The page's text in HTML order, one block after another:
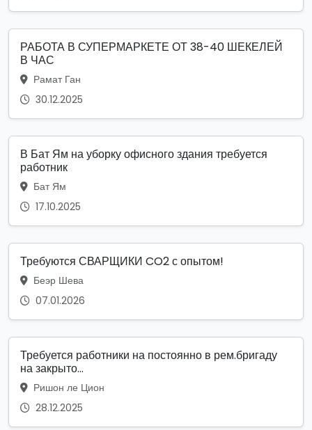
РАБОТА В СУПЕРМАРКЕТЕ ОТ 38-40 ШЕКЕЛЕЙ
В ЧАС
Рамат Ган
30.12.2025
В Бат Ям на уборку офисного здания требуется
работник
Бат Ям
17.10.2025
Требуются СВАРЩИКИ CO2 с опытом!
Беэр Шева
07.01.2026
Требуется работники на постоянно в рем.бригаду
на закрыто...
Ришон ле Цион
28.12.2025